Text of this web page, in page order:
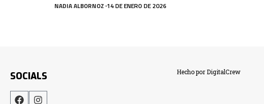
NADIA ALBORNOZ 14 DE ENERO DE 2026
SOCIALS Hecho por DigitalCrew